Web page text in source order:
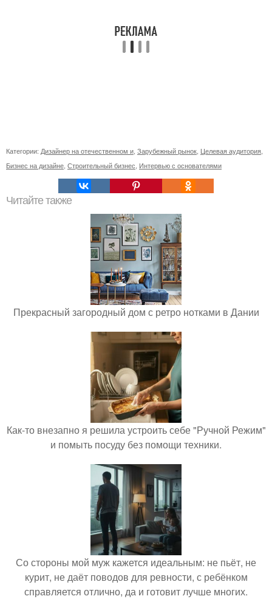
Категории: Дизайнер на отечественном и Зарубежный рынок Целевая аудитория
Бизнес на дизайне Строительный бизнес Интервью с основателями
Читайте также
Прекрасный загородный дом с ретро нотками в Дании
Как-то внезапно я решила устроить себе "Ручной Режим"
и помыть посуду без помощи техники.
Со стороны мой муж кажется идеальным: не пьёт, не
курит, не даёт поводов для ревности, с ребёнком
справляется отлично, да и готовит лучше многих.